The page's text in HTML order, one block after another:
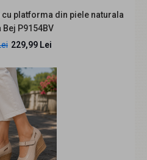
din piele naturala Croco Lac
LMVSP1CRV
189,99 Lei
platforma din piele naturala
P9154BV
229,99 Lei